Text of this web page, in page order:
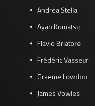
Andrea Stella
Ayao Komatsu
Flavio Briatore
Frédéric Vasseur
Graeme Lowdon
James Vowles